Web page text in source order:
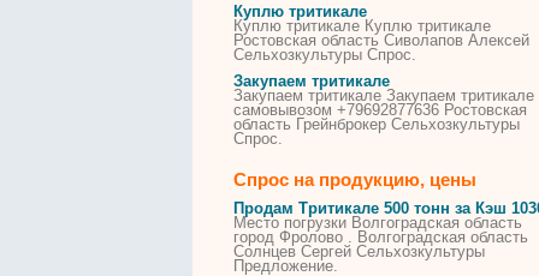
Куплю тритикале
Куплю тритикале Куплю тритикале
Ростовская область Сиволапов Алексей
Сельхозкультуры Спрос.
Закупаем тритикале
Закупаем тритикале Закупаем тритикале
самовывозом +79692877636 Ростовская
область Грейнброкер Сельхозкультуры
Спрос.
Спрос на продукцию, цены
Продам Тритикале 500 тонн за Кэш
Место погрузки Волгоградская область
город Фролово . Волгоградская область
Солнцев Сергей Сельхозкультуры
Предложение.